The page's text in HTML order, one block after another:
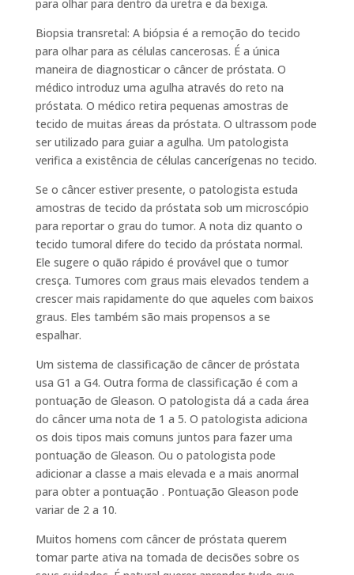
para olhar para dentro da uretra e da bexiga.
Biopsia transretal: A biópsia é a remoção do tecido
para olhar para as células cancerosas. É a única
maneira de diagnosticar o câncer de próstata. O
médico introduz uma agulha através do reto na
próstata. O médico retira pequenas amostras de
tecido de muitas áreas da próstata. O ultrassom pode
ser utilizado para guiar a agulha. Um patologista
verifica a existência de células cancerígenas no tecido.
Se o câncer estiver presente, o patologista estuda
amostras de tecido da próstata sob um microscópio
para reportar o grau do tumor. A nota diz quanto o
tecido tumoral difere do tecido da próstata normal.
Ele sugere o quão rápido é provável que o tumor
cresça. Tumores com graus mais elevados tendem a
crescer mais rapidamente do que aqueles com baixos
graus. Eles também são mais propensos a se
espalhar.
Um sistema de classificação de câncer de próstata
usa G1 a G4. Outra forma de classificação é com a
pontuação de Gleason. O patologista dá a cada área
do câncer uma nota de 1 a 5. O patologista adiciona
os dois tipos mais comuns juntos para fazer uma
pontuação de Gleason. Ou o patologista pode
adicionar a classe a mais elevada e a mais anormal
para obter a pontuação . Pontuação Gleason pode
variar de 2 a 10.
Muitos homens com câncer de próstata querem
tomar parte ativa na tomada de decisões sobre os